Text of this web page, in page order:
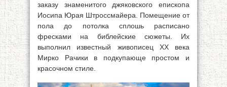
заказу знаменитого джяковского епископа
Иосипа Юрая Штроссмайера. Помещение от
пола до потолка сплошь расписано
фресками на библейские сюжеты. Их
выполнил известный живописец XX века
Мирко Рачики в подкупающе простом и
красочном стиле.